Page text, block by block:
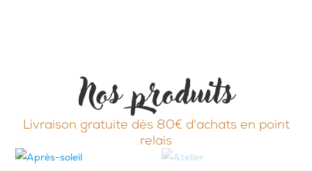
Nos produits
Livraison gratuite dès 80€ d'achats en point
relais